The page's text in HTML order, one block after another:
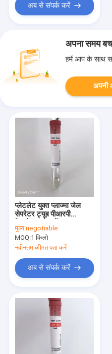
अब से संपर्क करें
अपना समय
हमें आप के साथ
अपनी
प्लेटलेट युक्त प्लाज्मा जेल
सेपरेटर ट्यूब पीआरपी
मूल्य:negotiable
MOQ:1 किलो
नवीनतम कीमत पता करें
अब से संपर्क करें